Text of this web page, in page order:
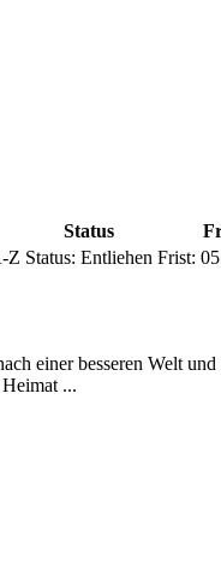
Status
Z Status: Entliehen Frist:
einer besseren Welt
...